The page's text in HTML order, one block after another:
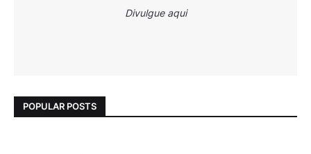
Divulgue aqui
POPULAR POSTS